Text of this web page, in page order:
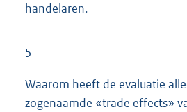
handelaren.
5
Waarom heeft de evaluatie
zogenaamde «trade effects»